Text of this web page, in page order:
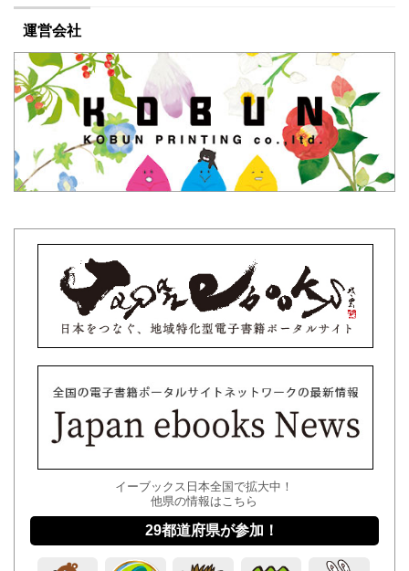
運営会社
イーブックス日本全国で拡大中！
他県の情報はこちら
29都道府県が参加！